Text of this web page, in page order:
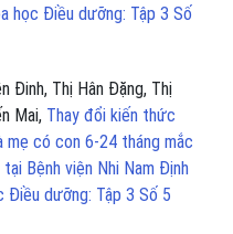
học Điều dưỡng: Tập 3 Số
Đinh, Thị Hân Đặng, Thị
Mai, Thay đổi kiến thức
mẹ có con 6-24 tháng mắc
Bệnh viện Nhi Nam Định
Điều dưỡng: Tập 3 Số 5